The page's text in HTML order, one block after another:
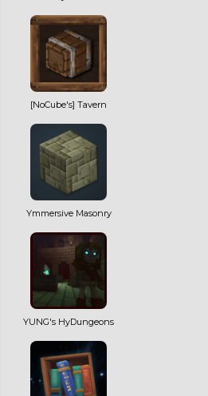
[NoCube's] Tavern
Ymmersive Masonry
YUNG's HyDungeons